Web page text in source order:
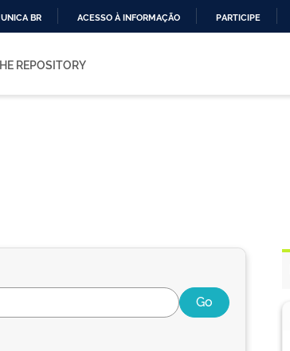
O
BR ACESSO À INFORMAÇÃO PARTICIPE
REPOSITORY